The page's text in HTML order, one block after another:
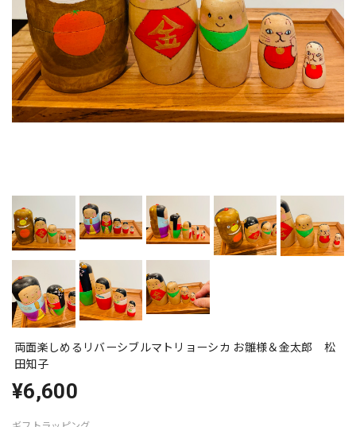
両面楽しめるリバーシブルマトリョーシカ お雛様＆金太郎 松
田知子
¥6,600